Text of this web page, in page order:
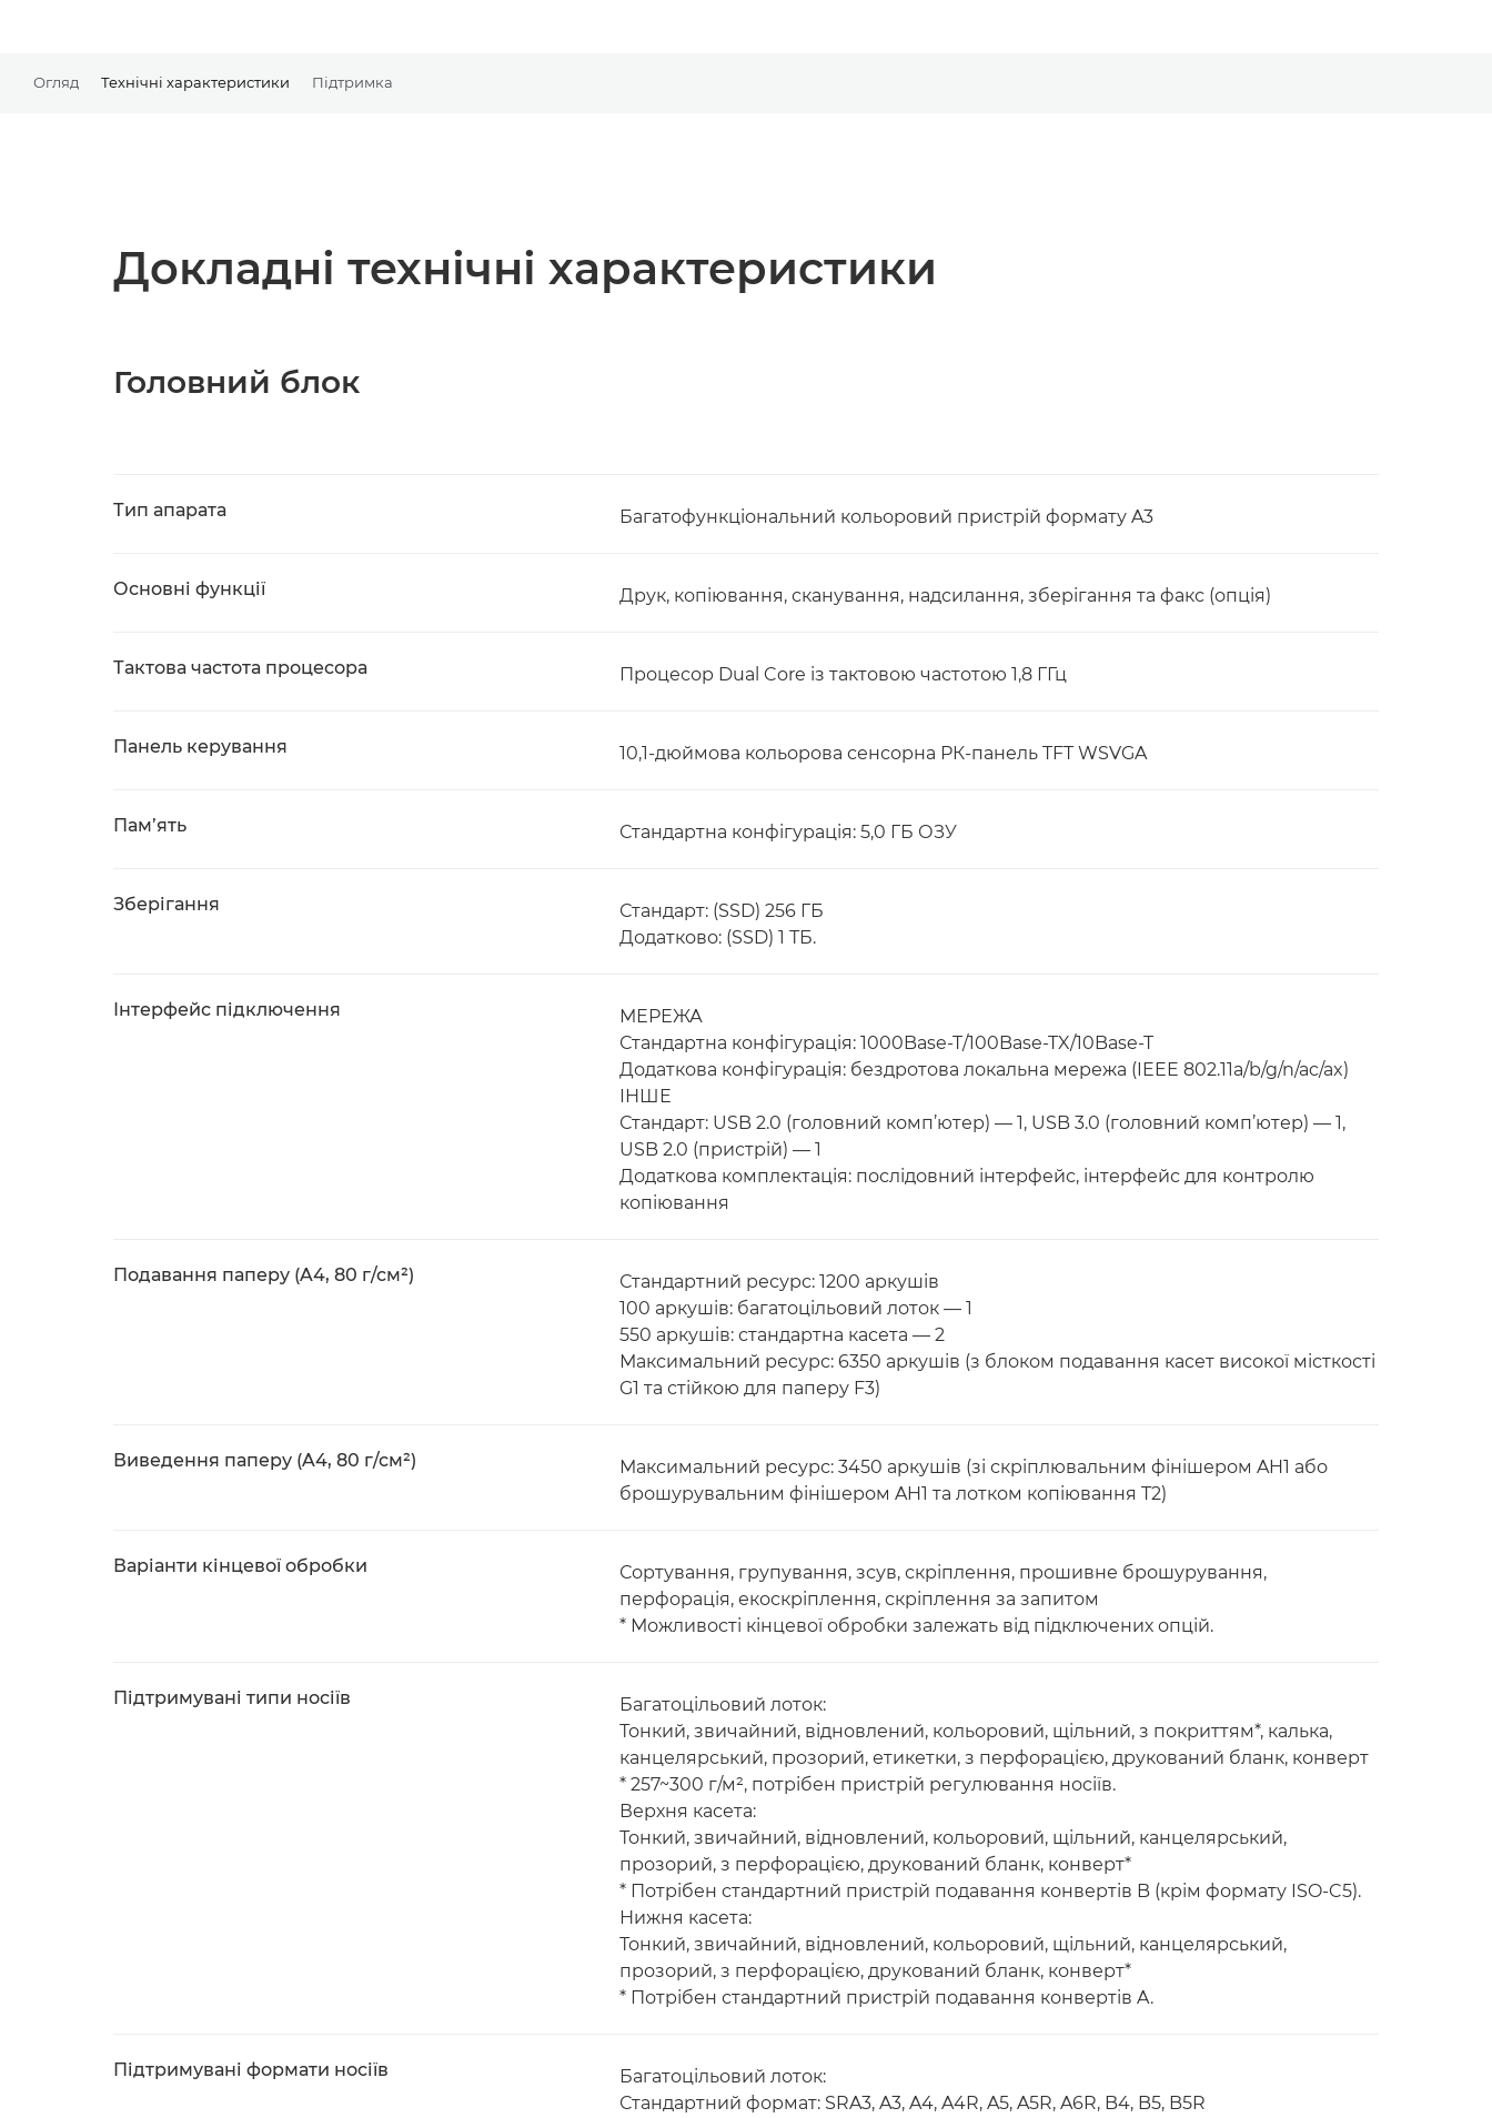
Огляд Технічні характеристики Підтримка
Докладні технічні характеристики
Головний блок
Тип апарата Багатофункціональний кольоровий пристрій формату A3
Основні функції Друк, копіювання, сканування, надсилання, зберігання та факс (опція)
Тактова частота процесора Процесор Dual Core із тактовою частотою 1,8 ГГц
Панель керування 10,1-дюймова кольорова сенсорна РК-панель TFT WSVGA
Пам’ять Стандартна конфігурація: 5,0 ГБ ОЗУ
Зберігання
Стандарт: (SSD) 256 ГБ
Додатково: (SSD) 1 ТБ.
Інтерфейс підключення
МЕРЕЖА
Стандартна конфігурація: 1000Base-T/100Base-TX/10Base-T
Додаткова конфігурація: бездротова локальна мережа (IEEE 802.11a/b/g/n/ac/ax)
ІНШЕ
Стандарт: USB 2.0 (головний комп’ютер) — 1, USB 3.0 (головний комп’ютер) — 1,
USB 2.0 (пристрій) — 1
Додаткова комплектація: послідовний інтерфейс, інтерфейс для контролю
копіювання
Подавання паперу (A4, 80 г/см²)
Стандартний ресурс: 1200 аркушів
100 аркушів: багатоцільовий лоток — 1
550 аркушів: стандартна касета — 2
Максимальний ресурс: 6350 аркушів (з блоком подавання касет високої місткості
G1 та стійкою для паперу F3)
Виведення паперу (A4, 80 г/см²)
Максимальний ресурс: 3450 аркушів (зі скріплювальним фінішером AH1 або
брошурувальним фінішером AH1 та лотком копіювання T2)
Варіанти кінцевої обробки
Сортування, групування, зсув, скріплення, прошивне брошурування,
перфорація, екоскріплення, скріплення за запитом
* Можливості кінцевої обробки залежать від підключених опцій.
Підтримувані типи носіїв
Багатоцільовий лоток:
Тонкий, звичайний, відновлений, кольоровий, щільний, з покриттям*, калька,
канцелярський, прозорий, етикетки, з перфорацією, друкований бланк, конверт
* 257~300 г/м², потрібен пристрій регулювання носіїв.
Верхня касета:
Тонкий, звичайний, відновлений, кольоровий, щільний, канцелярський,
прозорий, з перфорацією, друкований бланк, конверт*
* Потрібен стандартний пристрій подавання конвертів B (крім формату ISO-C5).
Нижня касета:
Тонкий, звичайний, відновлений, кольоровий, щільний, канцелярський,
прозорий, з перфорацією, друкований бланк, конверт*
* Потрібен стандартний пристрій подавання конвертів A.
Підтримувані формати носіїв
Багатоцільовий лоток:
Стандартний формат: SRA3, A3, A4, A4R, A5, A5R, A6R, B4, B5, B5R